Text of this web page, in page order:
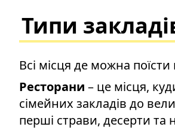
Типи
Всі місця де можна
Ресторани – це місця,
сімейних закладів до
перші страви, десерти та